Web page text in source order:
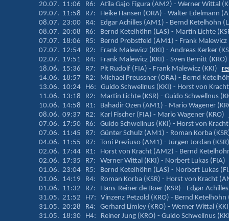
20.07. 11:06 R6: Atila Gajo Figura (AM2) - Werner Wittal
09.07. 11:58 R7: Heike Hansen (ORA) - Walter Edelmann
08.07. 23:00 R4: Edgar Achilles (AM1) - Bernd Ketelhöhn
08.07. 20:08 R6: Bernd Ketelhöhn (LAS) - Martin Lichte
07.07. 18:06 R5: Bernd Probstfeld (AM1) - Frank
07.07. 12:54 R2: Frank Malewicz (KKI) - Andreas Kerker
02.07. 19:51 R4: Frank Malewicz (KKI) - Sven Bernitt
18.06. 15:36 R7: Pit Rudolf (FIA) - Frank Malewicz (KKI)
14.06. 18:57 R2: Michael Preussner (ORA) - Bernd
13.06. 10:24 H6: Guido Schwellnus (KKI) - Horst von
11.06. 13:18 R2: Martin Lichte (KSR) - Guido Schwellnus
10.06. 14:58 R1: Bahadir Ozen (AM1) - Mario Wagener
08.06. 09:37 R2: Karl Fischer (FIA) - Mario Wagener (KRO)
07.06. 17:50 R6: Guido Schwellnus (KKI) - Horst von
07.06. 11:45 R7: Günter Schulz (AM1) - Roman Korba
04.06. 11:55 R7: Toni Preziuso (AM1) - Jürgen Jordan
02.06. 17:44 R1: Horst von Kracht (AM2) - Bernd
02.06. 17:35 R7: Werner Wittal (KKI) - Norbert Lukas
01.06. 23:04 R5: Bernd Ketelhöhn (LAS) - Norbert Lukas
01.06. 14:19 R4: Roman Korba (KSR) - Horst von Kracht
01.06. 11:32 R7: Hans-Reiner de Boer (KSR) - Edgar
31.05. 21:52 H7: Vinzenz Petzold (KRO) - Bernd
31.05. 20:28 R4: Gerhard Limley (KRO) - Werner Wittal
31.05. 18:30 H4: Reiner Jung (KRO) - Guido Schwellnus